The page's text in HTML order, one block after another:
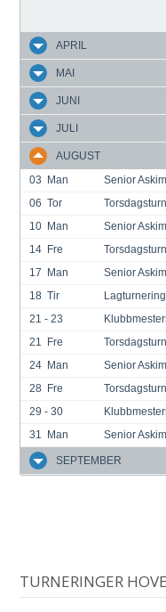
APRIL
MAI
JUNI
JULI
AUGUST
03
Man
Senior Askim
06 Tor
10 Man
Senior Askim
14 Fre
17
Man
Senior Askim
18 Tir
21 - 23
21
Fre
24 Man
Senior Askim
28
Fre
29 - 30
31
Man Senior Askim
SEPTEMBER
TURNERINGER